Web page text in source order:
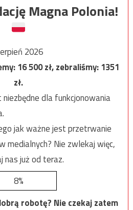
Magna Polonia!
2026
16 500zł, zebraliśmy:1351
zł.
dla funkcjonowania
jak ważne jest przetrwanie
medialnych? Nie zwlekaj więc,
nas już od teraz.
8%
robotę? Nie czekaj zatem